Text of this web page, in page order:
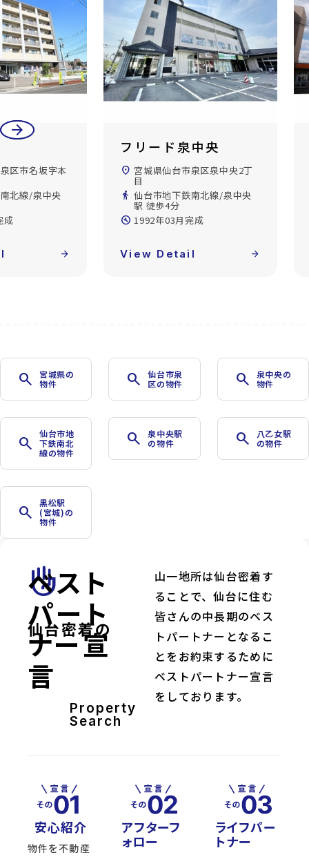
arrow_back
arrow_forward
区市名坂字本
北線/泉中央
成
arrow_forward
フリード泉中央
location_on 宮城県仙台市泉区泉中央2丁
目
directions_walk 仙台市地下鉄南北線/泉中央
駅 徒歩4分
build_circle 1992年03月完成
View Detail arrow_forward
search
宮城県の
物件
search
仙台市泉
区の物件
search
泉中央の
物件
search
仙台市地
下鉄南北
線の物件
search
泉中央駅
の物件
search
八乙女駅
の物件
search
黒松駅
(宮城)の
物件
front_hand
仙台密着の
ベスト
パート
ナー宣
言
Property
Search
山一地所は仙台密着す
ることで、仙台に住む
皆さんの中長期のベス
トパートナーとなるこ
とをお約束するために
ベストパートナー宣言
をしております。
安心紹介
物件を不動産
アフターフ
ォロー
ライフパー
トナー